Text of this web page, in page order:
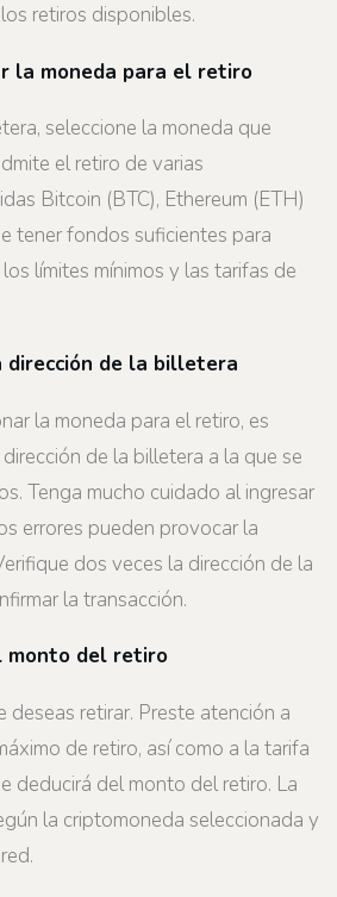
retiros disponibles.
la moneda para el retiro
seleccione la moneda que
el retiro de varias
Bitcoin (BTC), Ethereum (ETH)
tener fondos suficientes para
límites mínimos y las tarifas de
dirección de la billetera
la moneda para el retiro, es
de la billetera a la que se
Tenga mucho cuidado al ingresar
errores pueden provocar la
dos veces la dirección de la
la transacción.
monto del retiro
deseas retirar. Preste atención a
de retiro, así como a la tarifa
deducirá del monto del retiro. La
la criptomoneda seleccionada y